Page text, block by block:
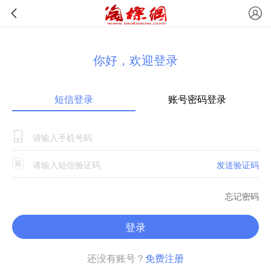
你好，欢迎登录
短信登录 账号密码登录
发送验证码
忘记密码
登录
还没有账号？ 免费注册